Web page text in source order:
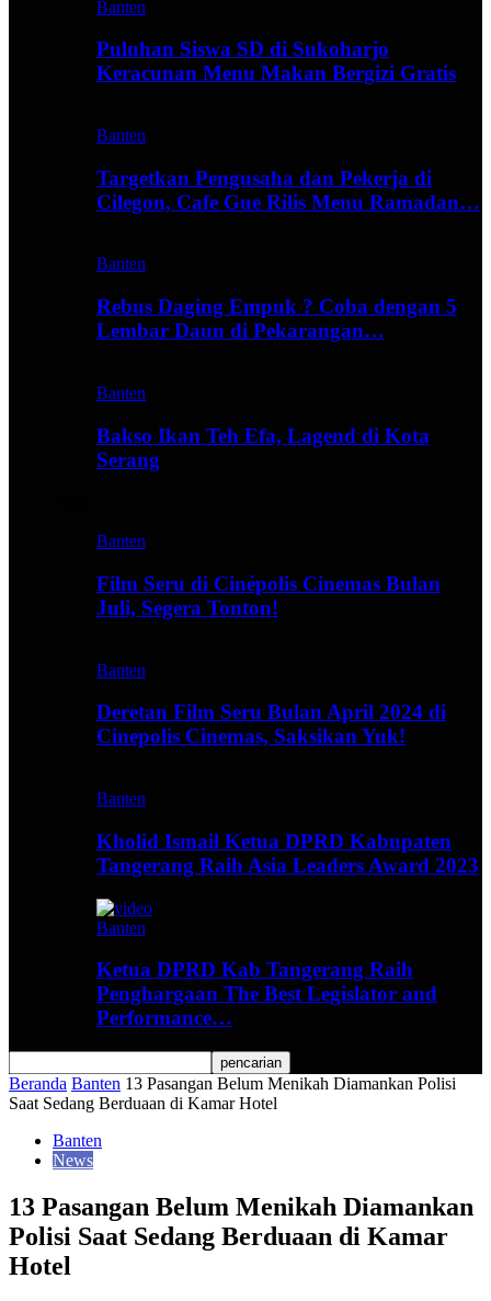
Banten
Puluhan Siswa SD di Sukoharjo
Keracunan Menu Makan Bergizi Gratis
Banten
Targetkan Pengusaha dan Pekerja di
Cilegon, Cafe Gue Rilis Menu Ramadan…
Banten
Rebus Daging Empuk ? Coba dengan 5
Lembar Daun di Pekarangan…
Banten
Bakso Ikan Teh Efa, Lagend di Kota
Serang
Banten
Film Seru di Cinépolis Cinemas Bulan
Juli, Segera Tonton!
Banten
Deretan Film Seru Bulan April 2024 di
Cinepolis Cinemas, Saksikan Yuk!
Banten
Kholid Ismail Ketua DPRD Kabupaten
Tangerang Raih Asia Leaders Award 2023
Banten
Ketua DPRD Kab Tangerang Raih
Penghargaan The Best Legislator and
Performance…
Beranda Banten 13 Pasangan Belum Menikah Diamankan Polisi
Saat Sedang Berduaan di Kamar Hotel
Banten
News
13 Pasangan Belum Menikah Diamankan
Polisi Saat Sedang Berduaan di Kamar
Hotel